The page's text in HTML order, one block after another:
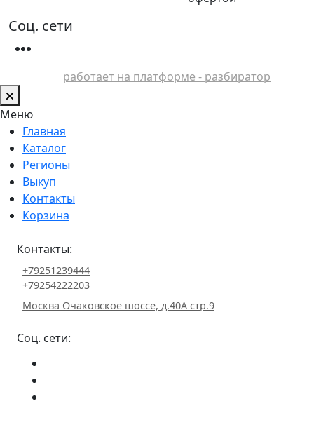
Соц. сети
работает на платформе - разбиратор
Меню
Главная
Каталог
Регионы
Выкуп
Контакты
Корзина
Контакты:
+79251239444
+79254222203
Москва Очаковское шоссе, д.40А стр.9
Соц. сети: